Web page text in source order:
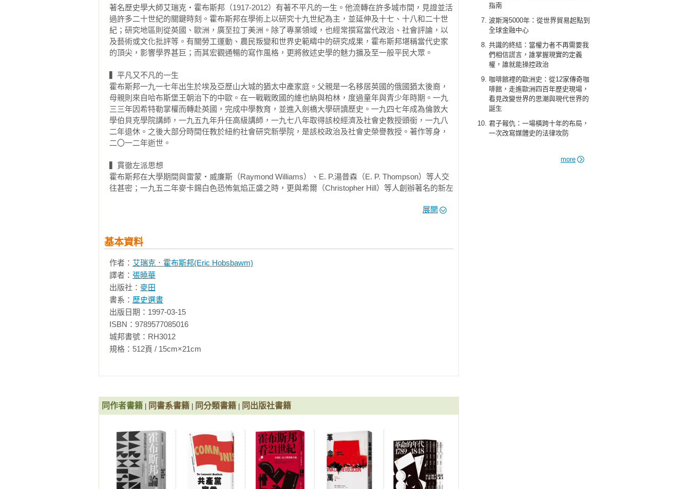
指南
波斯灣5000年：從世界貿易起點到
全球金融中心
共識的終結：當權力者不再需要我
們相信謊言，誰掌握現實的定義
權，誰就能操控政治
咖啡館裡的歐洲史：從12家傳奇咖
啡館，走進歐洲四百年歷史現場，
看見改變世界的思潮與現代世界的
誕生
君子報仇：一場橫跨十年的布局，
一次改寫媒體史的法律攻防
more
著名歷史學大師艾瑞克‧霍布斯邦（1917-2012）有著不平凡的一生。他流轉在許多城市間，見證並活
過許多二十世紀的關鍵時刻。霍布斯邦在學術上以研究十九世紀為主，並延伸及十七、十八和二十世
紀；研究地區則從英國、歐洲，廣至拉丁美洲。除了專業領域，也經常撰寫當代政治、社會評論，以
及藝術或文化批評等。有關勞工運動、農民叛變和世界史範疇中的研究成果，霍布斯邦堪稱當代史家
的頂尖，影響學界甚巨；而其宏觀通暢的寫作風格，更將敘述史學的魅力擴及至一般平民大眾。
▍平凡又不凡的一生
霍布斯邦一九一七年出生於埃及亞歷山大城的猶太中產家庭。父親是一名移居英國的俄國猶太後裔，
母親則來自哈布斯堡王朝治下的中歐。在一戰戰敗國的維也納與柏林，度過童年與青少年時期。一九
三三年因希特勒掌權而轉赴英國，完成中學教育，並進入劍橋大學研讀歷史。一九四七年成為倫敦大
學伯貝克學院講師，一九五九年升任高級講師，一九七八年取得該校經濟及社會史教授頭銜，一九八
二年退休。之後大部分時間任教於紐約社會研究新學院，是該校政治及社會史榮譽教授。著作等身，
二〇一二年逝世。
▍貫徹左派思想
霍布斯邦在大學期間與雷蒙‧威廉斯（Raymond Williams）、E. P.湯普森（E. P. Thompson）等人交
往甚密；一九五二年麥卡錫白色恐怖氣焰正盛之時，更與希爾（Christopher Hill）等人創辦著名的新左
產黨歷史學家小組」，馬克思主義是霍布斯邦終身奉行的理念，雖然馬克思主義的政治背景令其教職
▍活靈活現的「小人物」歷史書寫
者不是帝王將相，而是「平凡百姓」，甚至是落草為寇的軍人和牧人。他認為學術不應該為少數人服
務，因此書寫了以一般大眾為對象、橫跨三世紀的系列叢書：《革命的年代：1789-1848》、《資本的
年代：1848-1875》、《帝國的年代：1875-1914》、《極端的年代：1914-1991》，以及《論歷史》與
《論民族主義》等著作。
霍布斯邦的思想與文字在一九六〇年代，不論是合法流傳或非法盜版，都成了第三世界人民反對獨裁
統治的思想來源，成了憤怒青年反對傳統、亟欲推倒權威的思想來源。除了寫成史學經典，霍布斯邦
也成為後人一窺二十世紀歷史脈動的文人傳奇。
展開
基本資料
作者： 艾瑞克．霍布斯邦(Eric Hobsbawm)
譯者： 張曉華
出版社： 麥田
書系： 歷史選書
出版日期：1997-03-15
ISBN：9789577085016
城邦書號：RH3012
規格：512頁 / 15cm×21cm
同作者書籍 同書系書籍 同分類書籍 同出版社書籍